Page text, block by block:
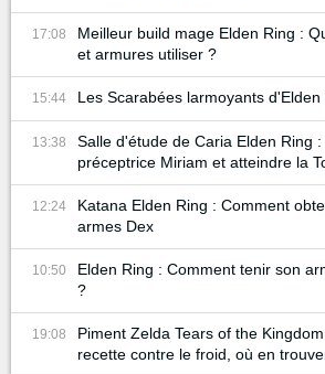
17:08
Meilleur build mage Elden Ring :
et armures utiliser ?
15:44 Les Scarabées larmoyants d'Elden
13:38
Salle d'étude de Caria Elden Ring
préceptrice Miriam et atteindre la
12:24
Katana Elden Ring : Comment
armes Dex
10:50
Elden Ring : Comment tenir son
?
19:08
Piment Zelda Tears of the
recette contre le froid, où en